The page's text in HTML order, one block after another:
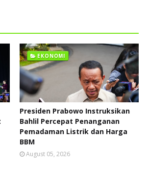
EKONOMI
Presiden Prabowo Instruksikan
Bahlil Percepat Penanganan
Pemadaman Listrik dan Harga
BBM
August 05, 2026